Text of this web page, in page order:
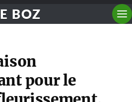
BOZ
pour le